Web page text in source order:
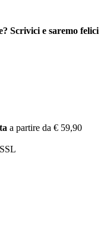
Scrivici e saremo felici
a partire da € 59,90